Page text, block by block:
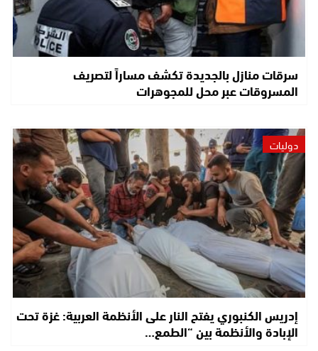
سرقات منازل بالجديدة تكشف مساراً لتصريف
المسروقات عبر محل للمجوهرات
دوليات
إدريس الكنبوري يفتح النار على الأنظمة العربية: غزة تحت
الإبادة والأنظمة بين “الطمع…